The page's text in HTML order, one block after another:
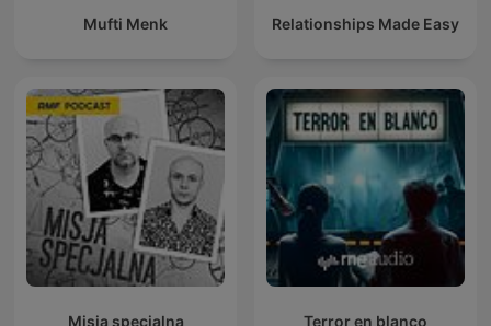
Mufti Menk Relationships Made Easy
Misja specjalna Terror en blanco